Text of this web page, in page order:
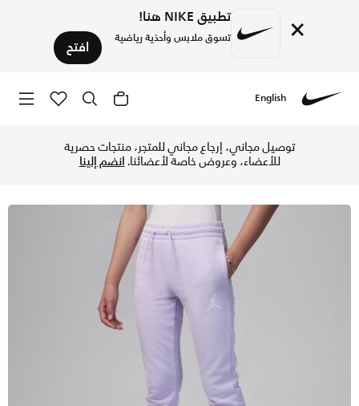
× تطبيق NIKE هنا!
تسوق ملابس وأحذية رياضية افتح
English
توصيل مجاني، إرجاع مجاني للمتجر، منتجات حصرية
للأعضاء، وعروض خاصة لأعضائنا.انضم إلينا